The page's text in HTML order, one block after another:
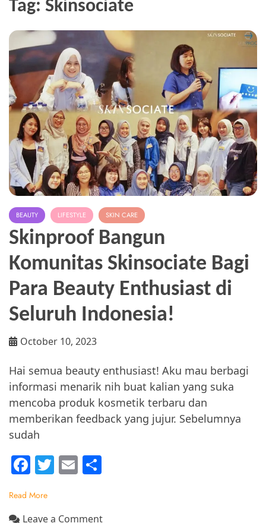
Tag: Skinsociate
BEAUTY LIFESTYLE SKIN CARE
Skinproof Bangun
Komunitas Skinsociate Bagi
Para Beauty Enthusiast di
Seluruh Indonesia!
October 10, 2023
Hai semua beauty enthusiast! Aku mau berbagi
informasi menarik nih buat kalian yang suka
mencoba produk kosmetik terbaru dan
memberikan feedback yang jujur. Sebelumnya
sudah
F
c
T E
Read More
Leave a Commenton